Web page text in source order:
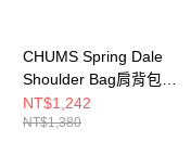
CHUMS Spring Dale
Shoulder Bag肩背包
(約2L) 黑/白
CH604101K071
NT$1,242
NT$1,380